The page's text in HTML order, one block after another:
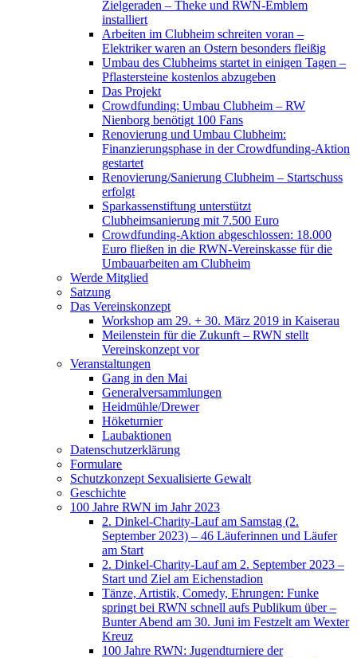
Zielgeraden – Theke und RWN-Emblem
installiert
Arbeiten im Clubheim schreiten voran –
Elektriker waren an Ostern besonders fleißig
Umbau des Clubheims startet in einigen Tagen –
Pflastersteine kostenlos abzugeben
Das Projekt
Crowdfunding: Umbau Clubheim – RW
Nienborg benötigt 100 Fans
Renovierung und Umbau Clubheim:
Finanzierungsphase in der Crowdfunding-Aktion
gestartet
Renovierung/Sanierung Clubheim – Startschuss
erfolgt
Sparkassenstiftung unterstützt
Clubheimsanierung mit 7.500 Euro
Crowdfunding-Aktion abgeschlossen: 18.000
Euro fließen in die RWN-Vereinskasse für die
Umbauarbeiten am Clubheim
Werde Mitglied
Satzung
Das Vereinskonzept
Workshop am 29. + 30. März 2019 in Kaiserau
Meilenstein für die Zukunft – RWN stellt
Vereinskonzept vor
Veranstaltungen
Gang in den Mai
Generalversammlungen
Heidmühle/Drewer
Höketurnier
Laubaktionen
Datenschutzerklärung
Formulare
Schutzkonzept Sexualisierte Gewalt
Geschichte
100 Jahre RWN im Jahr 2023
2. Dinkel-Charity-Lauf am Samstag (2.
September 2023) – 46 Läuferinnen und Läufer
am Start
2. Dinkel-Charity-Lauf am 2. September 2023 –
Start und Ziel am Eichenstadion
Tänze, Artistik, Comedy, Ehrungen: Funke
springt bei RWN schnell aufs Publikum über –
Bunter Abend am 30. Juni im Festzelt am Wexter
Kreuz
100 Jahre RWN: Jugendturniere der